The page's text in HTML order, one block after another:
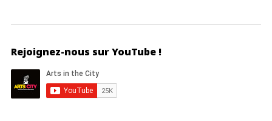
Rejoignez-nous sur YouTube !